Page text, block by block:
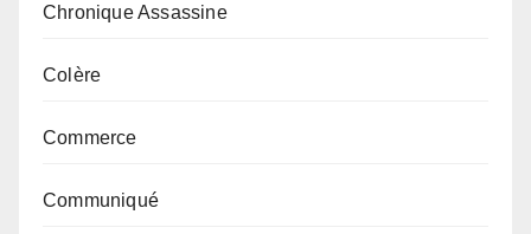
Chronique Assassine
Colère
Commerce
Communiqué